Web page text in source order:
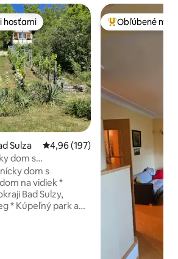
hosťami
hosťami
Sulza Priemerné ohodnotenie 4,96 z
4,96 (197)
dom s
dom s
na vidiek *
Bad Sulzy,
a
Najobľúbenejšie
Obľúbené